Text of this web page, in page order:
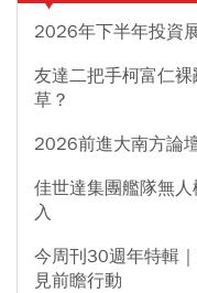
2026年下半年投資
友達二把手柯富仁
草？
2026前進大南方論
佳世達集團艦隊無
入
今周刊30週年特輯
見前瞻行動